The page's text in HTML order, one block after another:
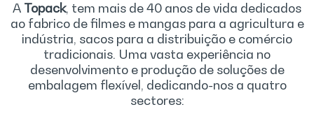
A Topack, tem mais de 40 anos de vida dedicados
ao fabrico de filmes e mangas para a agricultura e
indústria, sacos para a distribuição e comércio
tradicionais. Uma vasta experiência no
desenvolvimento e produção de soluções de
embalagem flexível, dedicando-nos a quatro
sectores: